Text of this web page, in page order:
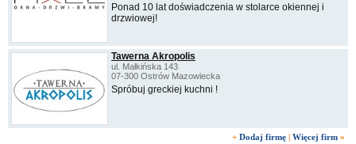
Ponad 10 lat doświadczenia w stolarce okiennej i
drzwiowej!
Tawerna Akropolis
ul. Małkińska 143
07-300 Ostrów Mazowiecka
Spróbuj greckiej kuchni !
+ Dodaj firmę | Więcej firm »